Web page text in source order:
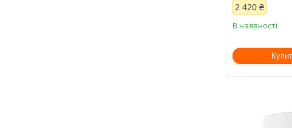
2 420 ₴
В наявності